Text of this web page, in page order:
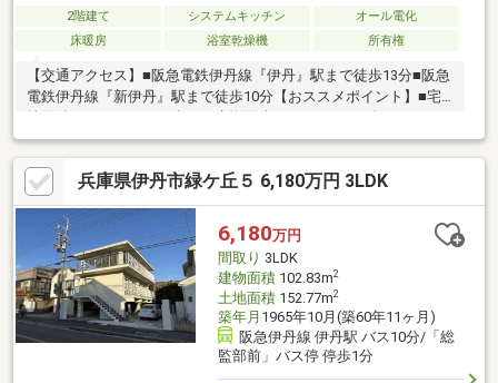
2階建て システムキッチン
オール電化
床暖房
浴室乾燥機 所有権
【交通アクセス】■阪急電鉄伊丹線『伊丹』駅まで徒歩13分■阪急
電鉄伊丹線『新伊丹』駅まで徒歩10分【おススメポイント】■宅
年7月建築■セキスイハイム施工の注文住宅■オール電化住宅■LDK
に床暖房3面付き■屋根付き駐車スペース有■LDK部分にバーチカ
ルブラインド■EVコンセント付き■全館空調システム■太陽光パネ
ル
兵庫県伊丹市緑ケ丘５ 6,180万円 3LDK
6,180万円
間取り 3LDK
建物面積102.83m2
土地面積152.77m2
築年月 1965年10月(築60年11ヶ月)
阪急伊丹線 伊丹駅 バス10分/「総
監部前」バス停 停歩1分